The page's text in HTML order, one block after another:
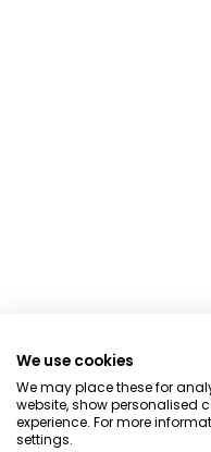
We use cookies
We may place these for
website, show personalised
experience. For more
settings.